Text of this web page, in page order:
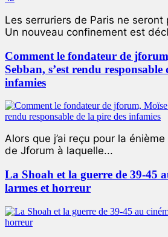
Les serruriers de Paris ne
Un nouveau confinement est
Comment le fondateur de
Sebban, s’est rendu responsable
infamies
Alors que j’ai reçu pour la
de Jforum à laquelle...
La Shoah et la guerre de 39-45
larmes et horreur